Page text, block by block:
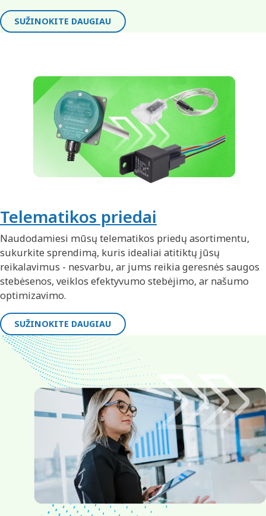
SUŽINOKITE DAUGIAU
Telematikos priedai
Naudodamiesi mūsų telematikos priedų asortimentu,
sukurkite sprendimą, kuris idealiai atitiktų jūsų
reikalavimus - nesvarbu, ar jums reikia geresnės saugos
stebėsenos, veiklos efektyvumo stebėjimo, ar našumo
optimizavimo.
SUŽINOKITE DAUGIAU